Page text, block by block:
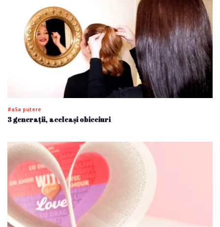
#a5a putere
3 generații, aceleași obiceiuri